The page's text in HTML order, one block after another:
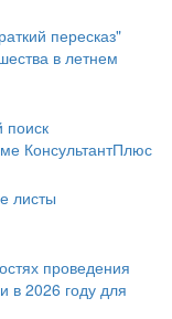
пересказ"
в летнем
поиск
КонсультантПлюс
листы
проведения
в 2026 году для